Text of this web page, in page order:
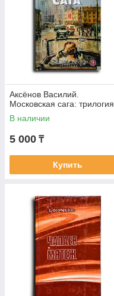
Аксёнов Василий.
Московская сага: трилогия
В наличии
5 000 ₸
Купить